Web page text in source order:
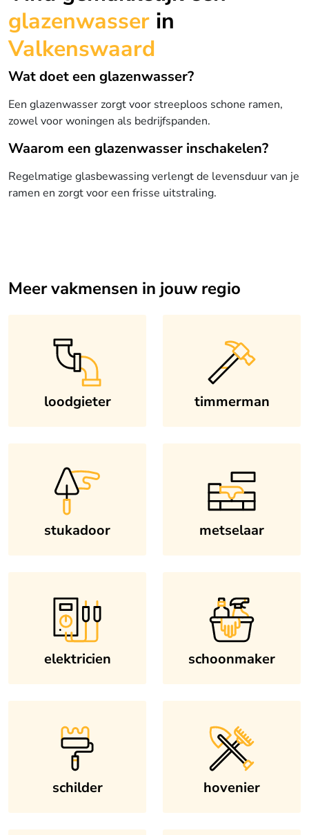
glazenwasser in
Valkenswaard
Wat doet een glazenwasser?
Een glazenwasser zorgt voor streeploos schone ramen,
zowel voor woningen als bedrijfspanden.
Waarom een glazenwasser inschakelen?
Regelmatige glasbewassing verlengt de levensduur van je
ramen en zorgt voor een frisse uitstraling.
Meer vakmensen in jouw regio
loodgieter timmerman
stukadoor metselaar
elektricien schoonmaker
schilder hovenier